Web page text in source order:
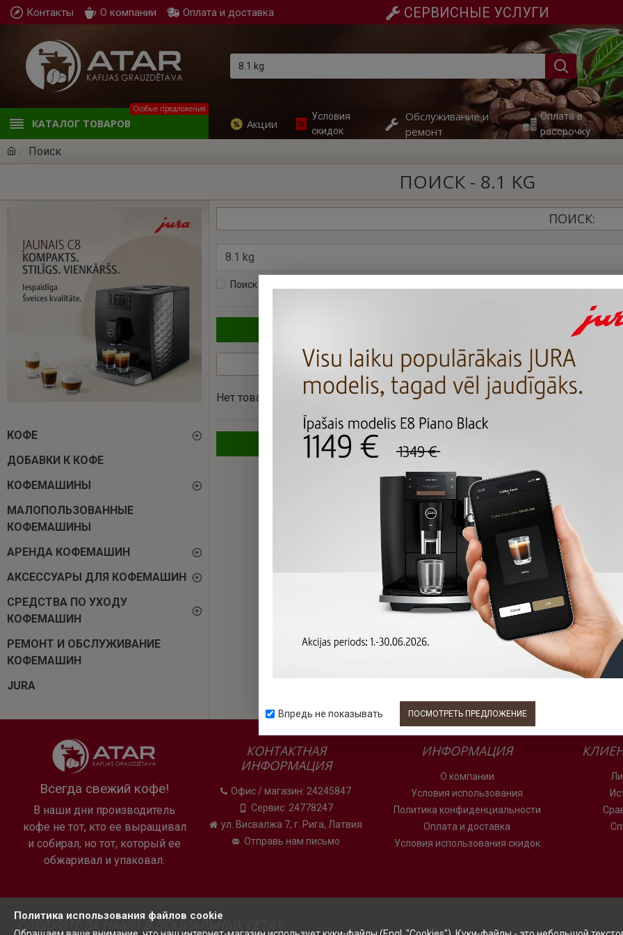
ПОСМОТРЕТЬ ПРЕДЛОЖЕНИЕ
Впредь не показывать
Контакты О компании Оплата и доставка СЕРВИСНЫЕ УСЛУГИ
КАТАЛОГ ТОВАРОВ
Особые предложения
Акции
Условия
скидок
Обслуживание и
ремонт
Оплата в
рассрочку
Поиск
ПОИСК - 8.1 KG
КОФЕ
ДОБАВКИ К КОФЕ
КОФЕМАШИНЫ
MАЛОПОЛЬЗОВАННЫЕ
КОФЕМАШИНЫ
АРЕНДА КОФЕМАШИН
АКСЕССУАРЫ ДЛЯ КОФЕМАШИН
СРЕДСТВА ПО УХОДУ
КОФЕМАШИН
РЕМОНТ И ОБСЛУЖИВАНИЕ
КОФЕМАШИН
JURA
ПОИСК:
Поиск в подкатегориях
ПОИСК
РЕЗУЛЬТАТЫ
Нет товаров, которые соответствуют критериям поиска.
Всегда свежий кофе!
В наши дни производитель
кофе не тот, кто ее выращивал
и собирал, но тот, который ее
обжаривал и упаковал.
КОНТАКТНАЯ
ИНФОРМАЦИЯ
Офис / магазин: 24245847
Сервис: 24778247
ул. Висвалжа 7, г. Рига, Латвия
Отправь нам письмо
ИНФОРМАЦИЯ
О компании
Условия использования
Политика конфиденциальности
Оплата и доставка
Условия использования скидок
СЛЕДУЙТЕ ЗА НАМИ В СОЦИАЛЬНЫХ СЕТЯХ
Политика использования файлов cookie